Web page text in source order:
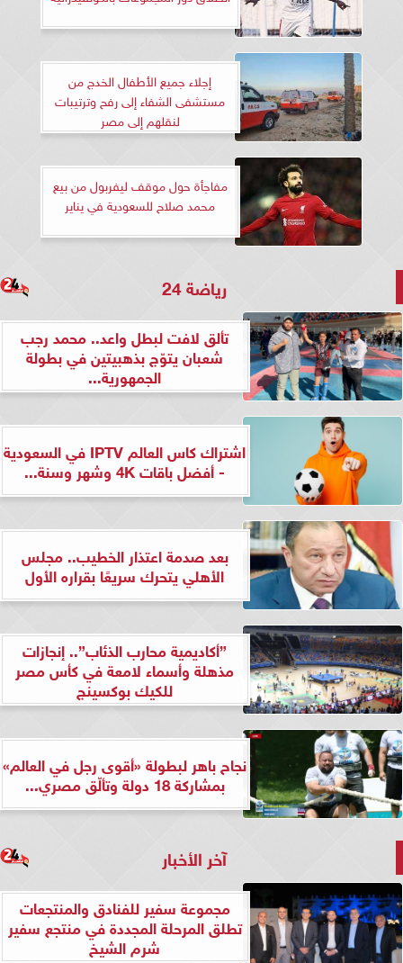
إجلاء جميع الأطفال الخدج من
مستشفى الشفاء إلى رفح وترتيبات
لنقلهم إلى مصر
مفاجأة حول موقف ليفربول من بيع
محمد صلاح للسعودية في يناير
رياضة 24
تألق لافت لبطل واعد.. محمد رجب
شعبان يتوّج بذهبيتين في بطولة
الجمهورية...
اشتراك كاس العالم IPTV في السعودية
- أفضل باقات 4K وشهر وسنة...
بعد صدمة اعتذار الخطيب.. مجلس
الأهلي يتحرك سريعًا بقراره الأول
”أكاديمية محارب الذئاب”.. إنجازات
مذهلة وأسماء لامعة في كأس مصر
للكيك بوكسينج
نجاح باهر لبطولة «أقوى رجل في العالم»
بمشاركة 18 دولة وتألّق مصري...
آخر الأخبار
مجموعة سفير للفنادق والمنتجعات
تطلق المرحلة المجددة في منتجع سفير
شرم الشيخ